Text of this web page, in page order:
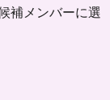
補メンバーに選